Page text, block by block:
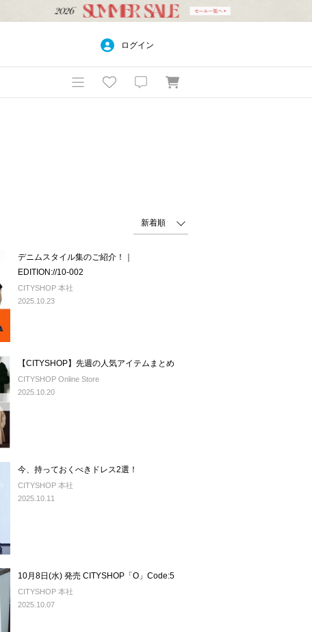
ログイン
デニムスタイル集のご紹介！｜
EDITION://10-002
CITYSHOP 本社
2025.10.23
【CITYSHOP】先週の人気アイテムまとめ
CITYSHOP Online Store
2025.10.20
今、持っておくべきドレス2選！
CITYSHOP 本社
2025.10.11
10月8日(水) 発売 CITYSHOP「O」Code:5
CITYSHOP 本社
2025.10.07